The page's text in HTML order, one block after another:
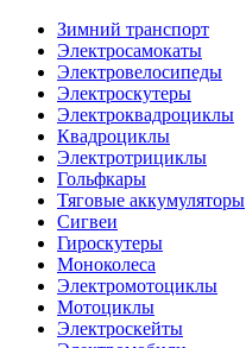
Зимний транспорт
Электросамокаты
Электровелосипеды
Электроскутеры
Электроквадроциклы
Квадроциклы
Электротрициклы
Гольфкары
Тяговые аккумуляторы
Сигвеи
Гироскутеры
Моноколеса
Электромотоциклы
Мотоциклы
Электроскейты